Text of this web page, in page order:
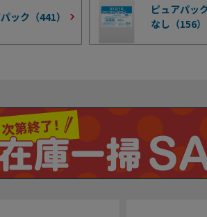
ック（441）
ピュアパッ
なし（156）